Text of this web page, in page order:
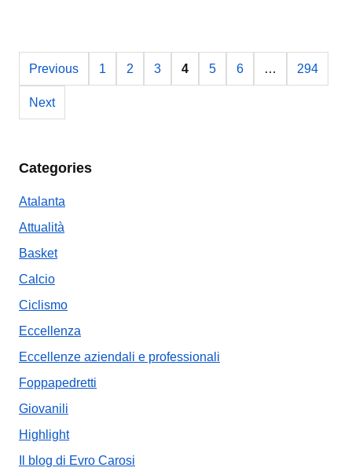
Previous 1 2 3 4 5 6 … 294
Next
Categories
Atalanta
Attualità
Basket
Calcio
Ciclismo
Eccellenza
Eccellenze aziendali e professionali
Foppapedretti
Giovanili
Highlight
Il blog di Evro Carosi